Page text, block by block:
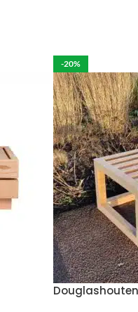
voor de eventuele
week in rekening brengen.
brengen. De kosten
je het meubel gemonteerd
-20%